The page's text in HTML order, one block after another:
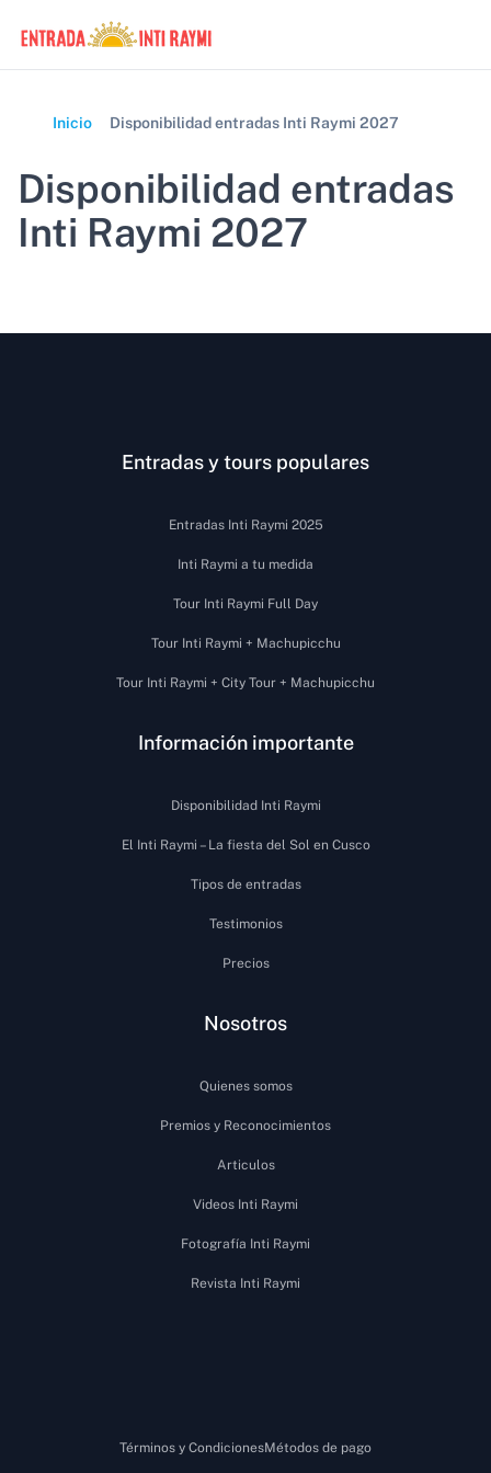
Inicio Disponibilidad entradas Inti Raymi 2027
Disponibilidad entradas
Inti Raymi 2027
Entradas y tours populares
Entradas Inti Raymi 2025
Inti Raymi a tu medida
Tour Inti Raymi Full Day
Tour Inti Raymi + Machupicchu
Tour Inti Raymi + City Tour + Machupicchu
Información importante
Disponibilidad Inti Raymi
El Inti Raymi – La fiesta del Sol en Cusco
Tipos de entradas
Testimonios
Precios
Nosotros
Quienes somos
Premios y Reconocimientos
Articulos
Videos Inti Raymi
Fotografía Inti Raymi
Revista Inti Raymi
Términos y CondicionesMétodos de pago